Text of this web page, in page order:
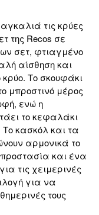
τις κρύες
της Recos σε
σετ, φτιαγμένο
αίσθηση και
Το σκουφάκι
μπροστινό μέρος
ενώ η
το κεφαλάκι
Το κασκόλ και τα
αρμονικά το
και ένα
τις χειμερινές
για να
τους